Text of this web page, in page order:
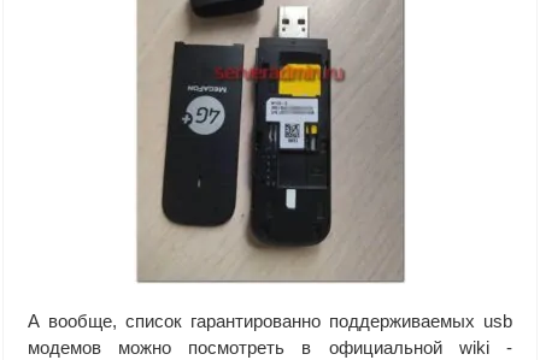
А вообще, список гарантированно поддерживаемых usb
модемов можно посмотреть в официальной wiki -